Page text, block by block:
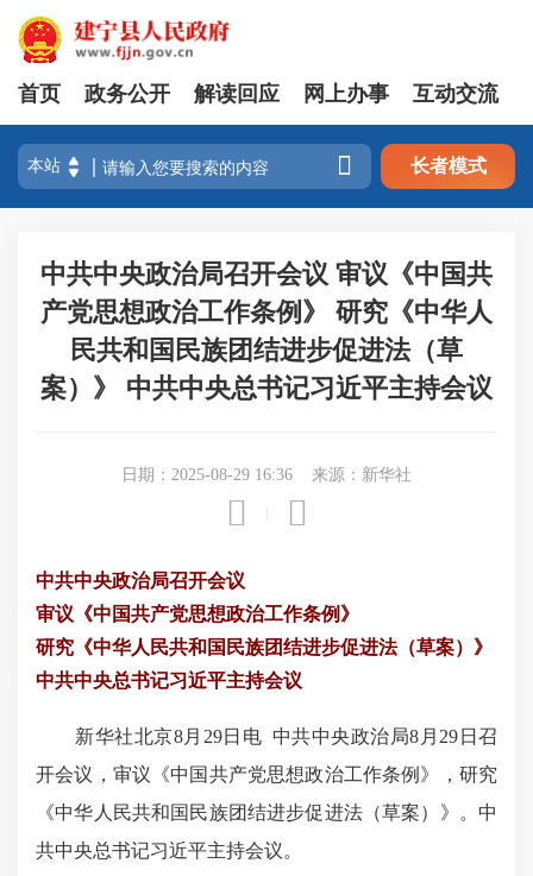
首页 政务公开 解读回应 网上办事 互动交流
 长者模式
中共中央政治局召开会议 审议《中国共
产党思想政治工作条例》 研究《中华人
民共和国民族团结进步促进法（草
案）》 中共中央总书记习近平主持会议
日期：2025-08-29 16:36 来源：新华社
 
中共中央政治局召开会议
审议《中国共产党思想政治工作条例》
研究《中华人民共和国民族团结进步促进法（草案）》
中共中央总书记习近平主持会议
新华社北京8月29日电 中共中央政治局8月29日召
开会议，审议《中国共产党思想政治工作条例》，研究
《中华人民共和国民族团结进步促进法（草案）》。中
共中央总书记习近平主持会议。